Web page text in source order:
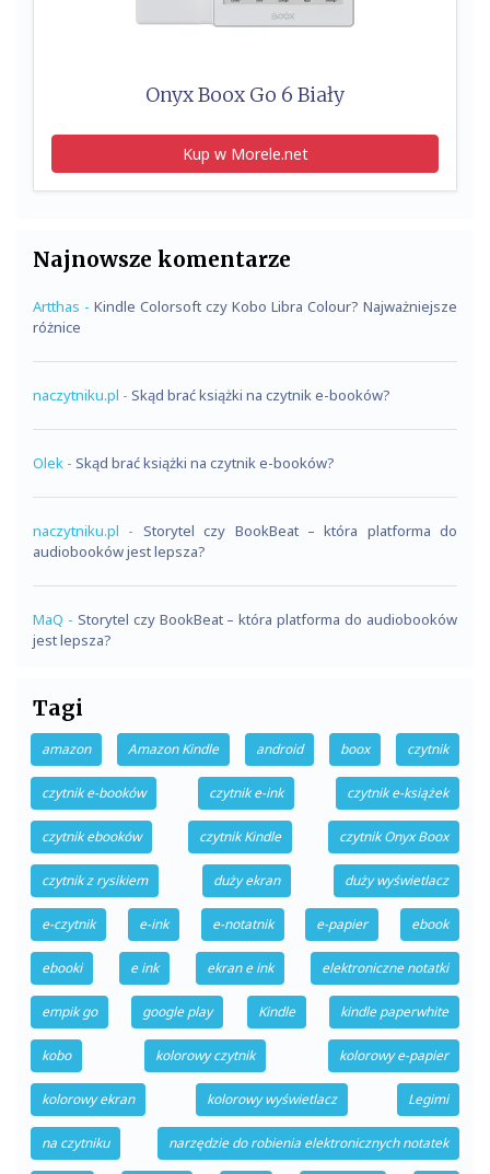
Onyx Boox Go 6 Biały
Kup w Morele.net
Najnowsze komentarze
Artthas - Kindle Colorsoft czy Kobo Libra Colour? Najważniejsze
różnice
naczytniku.pl - Skąd brać książki na czytnik e-booków?
Olek - Skąd brać książki na czytnik e-booków?
naczytniku.pl - Storytel czy BookBeat – która platforma do
audiobooków jest lepsza?
MaQ - Storytel czy BookBeat – która platforma do audiobooków
jest lepsza?
Tagi
amazon Amazon Kindle android boox czytnik
czytnik e-booków czytnik e-ink czytnik e-książek
czytnik ebooków czytnik Kindle czytnik Onyx Boox
czytnik z rysikiem duży ekran duży wyświetlacz
e-czytnik e-ink e-notatnik e-papier ebook
ebooki e ink ekran e ink elektroniczne notatki
empik go google play Kindle kindle paperwhite
kobo kolorowy czytnik kolorowy e-papier
kolorowy ekran kolorowy wyświetlacz Legimi
na czytniku narzędzie do robienia elektronicznych notatek